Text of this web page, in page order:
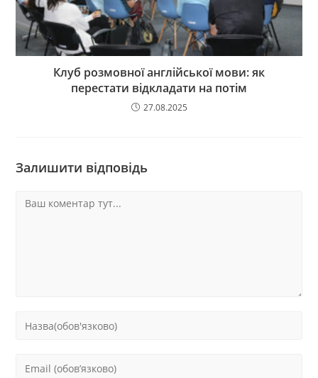
Клуб розмовної англійської мови: як
перестати відкладати на потім
27.08.2025
Залишити відповідь